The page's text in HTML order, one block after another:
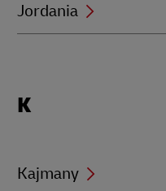
Jordania
beginning
K
Kajmany